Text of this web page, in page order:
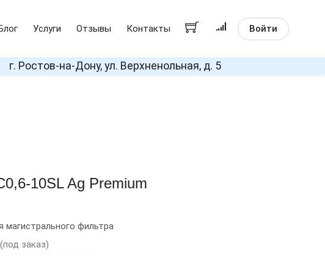
Услуги Отзывы Контакты Войти
г. Ростов-на-Дону, ул. Верхненольная, д. 5
10SL Ag Premium
магистрального фильтра
(под заказ)